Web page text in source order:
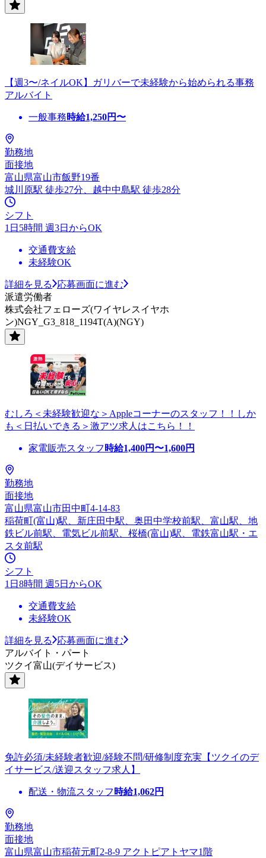
【週3〜/ネイルOK】ガリバーで未経験から始められる事務
アルバイト
一般事務時給1,250円〜
勤務地
面接地
富山県富山市飯野19番
城川原駅 徒歩27分、越中中島駅 徒歩28分
シフト
1日5時間 週3日からOK
交通費支給
未経験OK
詳細を見る
応募画面に進む
派遣労働者
株式会社フェローズ(ワイヤレスイヤホ
ン)NGY_G3_818_1194T(A)(NGY)
むしろ＜未経験歓迎な＞Appleコーナーのスタッフ！！しか
も＜日払いできる＞激アツ求人はこちら！！
家電販売スタッフ 時給1,400円〜1,600円
勤務地
面接地
富山県富山市田中町4-14-83
稲荷町(富山)駅、新庄田中駅、奥田中学校前駅、富山駅、地
鉄ビル前駅、電気ビル前駅、桜橋(富山)駅、電鉄富山駅・エ
スタ前駅
シフト
1日8時間 週5日からOK
交通費支給
未経験OK
詳細を見る
応募画面に進む
アルバイト・パート
ツクイ富山(デイサービス)
免許必須/未経験者歓迎/経験不問/研修制度充実【ツクイのデ
イサービス/送迎スタッフ求人】
配送・物流スタッフ 時給1,062円
勤務地
面接地
富山県富山市稲荷元町2-8-9 アクトピアトヤマ1階